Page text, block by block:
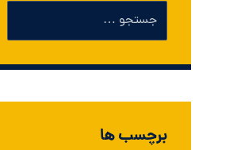
برچسب ها